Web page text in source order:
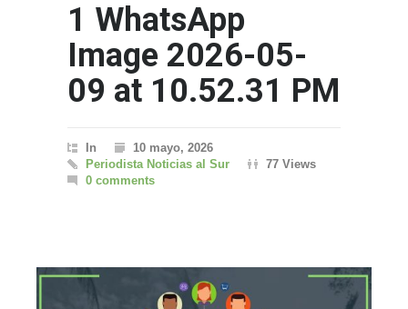
1 WhatsApp
Image 2026-05-
09 at 10.52.31 PM
In
10 mayo, 2026
Periodista Noticias al Sur
77 Views
0 comments